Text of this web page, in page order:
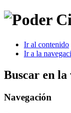
Ir al contenido
Ir a la
Buscar en la
Navegación